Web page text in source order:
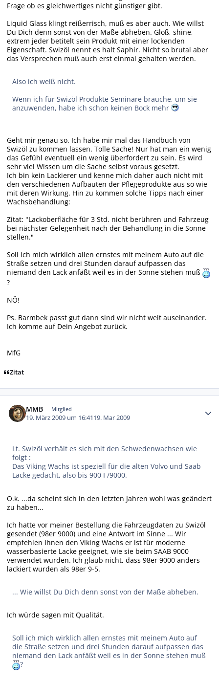
Frage ob es gleichwertiges nicht günstiger gibt.
Liquid Glass klingt reißerrisch, muß es aber auch. Wie willst
Du Dich denn sonst von der Maße abheben. Gloß, shine,
extrem jeder betitelt sein Produkt mit einer lockenden
Eigenschaft. Swizöl nennt es halt Saphir. Nicht so brutal aber
das Versprechen muß auch erst einmal gehalten werden.
Also ich weiß nicht.
Wenn ich für Swizöl Produkte Seminare brauche, um sie
anzuwenden, habe ich schon keinen Bock mehr
Geht mir genau so. Ich habe mir mal das Handbuch von
Swizöl zu kommen lassen. Tolle Sache! Nur hat man ein wenig
das Gefühl eventuell ein wenig überfordert zu sein. Es wird
sehr viel Wissen um die Sache selbst voraus gesetzt.
Ich bin kein Lackierer und kenne mich daher auch nicht mit
den verschiedenen Aufbauten der Pflegeprodukte aus so wie
mit deren Wirkung. Hin zu kommen solche Tipps nach einer
Wachsbehandlung:
Zitat: "Lackoberfläche für 3 Std. nicht berühren und Fahrzeug
bei nächster Gelegenheit nach der Behandlung in die Sonne
stellen."
Soll ich mich wirklich allen ernstes mit meinem Auto auf die
Straße setzen und drei Stunden darauf aufpassen das
niemand den Lack anfäßt weil es in der Sonne stehen muß
?
NÖ!
Ps. Barmbek passt gut dann sind wir nicht weit auseinander.
Ich komme auf Dein Angebot zurück.
MfG
Zitat
MMB Mitglied
19. März 2009 um 16:4119. Mar 2009
Lt. Swizöl verhält es sich mit den Schwedenwachsen wie
folgt :
Das Viking Wachs ist speziell für die alten Volvo und Saab
Lacke gedacht, also bis 900 I /9000.
O.k. ...da scheint sich in den letzten Jahren wohl was geändert
zu haben...
Ich hatte vor meiner Bestellung die Fahrzeugdaten zu Swizöl
gesendet (98er 9000) und eine Antwort im Sinne ... Wir
empfehlen Ihnen den Viking Wachs er ist für moderne
wasserbasierte Lacke geeignet, wie sie beim SAAB 9000
verwendet wurden. Ich glaub nicht, dass 98er 9000 anders
lackiert wurden als 98er 9-5.
... Wie willst Du Dich denn sonst von der Maße abheben.
Ich würde sagen mit Qualität.
Soll ich mich wirklich allen ernstes mit meinem Auto auf
die Straße setzen und drei Stunden darauf aufpassen das
niemand den Lack anfäßt weil es in der Sonne stehen muß
?